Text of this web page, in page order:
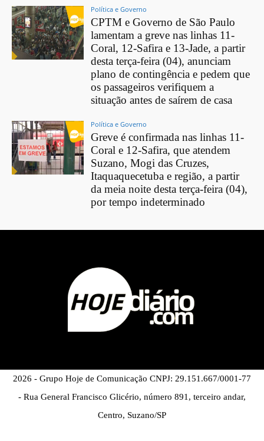
Política e Governo
CPTM e Governo de São Paulo
lamentam a greve nas linhas 11-
Coral, 12-Safira e 13-Jade, a partir
desta terça-feira (04), anunciam
plano de contingência e pedem que
os passageiros verifiquem a
situação antes de saírem de casa
Política e Governo
Greve é confirmada nas linhas 11-
Coral e 12-Safira, que atendem
Suzano, Mogi das Cruzes,
Itaquaquecetuba e região, a partir
da meia noite desta terça-feira (04),
por tempo indeterminado
2026 - Grupo Hoje de Comunicação CNPJ: 29.151.667/0001-77
- Rua General Francisco Glicério, número 891, terceiro andar,
Centro, Suzano/SP